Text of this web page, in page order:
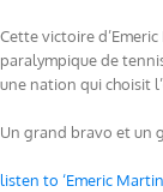
Cette victoire
paralympique de
une nation qui choisit
Un grand bravo et un
listen to ‘Emeric